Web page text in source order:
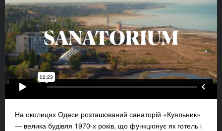
На околицях Одеси розташований санаторій «Куяльник»
— велика будівля 1970-х років, що функціонує як готель і